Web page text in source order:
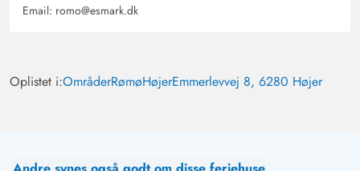
Email: romo@esmark.dk
Oplistet i:OmråderRømøHøjerEmmerlevvej 8, 6280 Højer